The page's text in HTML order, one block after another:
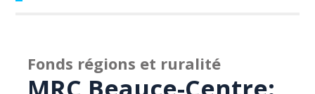
Fonds régions et ruralité